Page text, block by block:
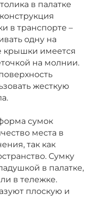
в палатке
в транспорте –
одну на
крышки имеется
на молнии.
жесткую
сумок
места в
так как
Сумку
в палатке,
в тележке.
плоскую и